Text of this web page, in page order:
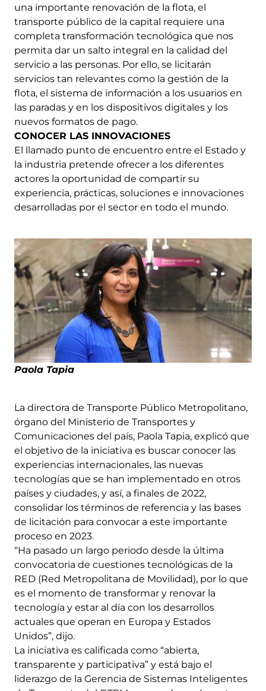
una importante renovación de la flota, el
transporte público de la capital requiere una
completa transformación tecnológica que nos
permita dar un salto integral en la calidad del
servicio a las personas. Por ello, se licitarán
servicios tan relevantes como la gestión de la
flota, el sistema de información a los usuarios en
las paradas y en los dispositivos digitales y los
nuevos formatos de pago.
CONOCER LAS INNOVACIONES
El llamado punto de encuentro entre el Estado y
la industria pretende ofrecer a los diferentes
actores la oportunidad de compartir su
experiencia, prácticas, soluciones e innovaciones
desarrolladas por el sector en todo el mundo.
Paola Tapia
La directora de Transporte Público Metropolitano,
órgano del Ministerio de Transportes y
Comunicaciones del país, Paola Tapia, explicó que
el objetivo de la iniciativa es buscar conocer las
experiencias internacionales, las nuevas
tecnologías que se han implementado en otros
países y ciudades, y así, a finales de 2022,
consolidar los términos de referencia y las bases
de licitación para convocar a este importante
proceso en 2023.
“Ha pasado un largo periodo desde la última
convocatoria de cuestiones tecnológicas de la
RED (Red Metropolitana de Movilidad), por lo que
es el momento de transformar y renovar la
tecnología y estar al día con los desarrollos
actuales que operan en Europa y Estados
Unidos”, dijo.
La iniciativa es calificada como “abierta,
transparente y participativa” y está bajo el
liderazgo de la Gerencia de Sistemas Inteligentes